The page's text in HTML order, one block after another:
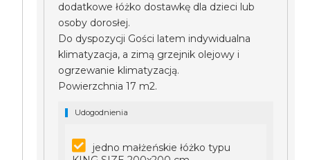
dodatkowe łóżko dostawkę dla dzieci lub
osoby dorosłej.
Do dyspozycji Gości latem indywidualna
klimatyzacja, a zimą grzejnik olejowy i
ogrzewanie klimatyzacją.
Powierzchnia 17 m2.
Udogodnienia
jedno małżeńskie łóżko typu